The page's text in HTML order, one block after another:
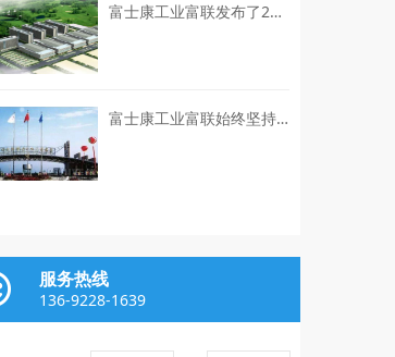
富士康工业富联发布了2026年上半年的业绩预增公告
富士康工业富联始终坚持“EPS+ESG”双轮驱动的可持续发展战略
服务热线
136-9228-1639